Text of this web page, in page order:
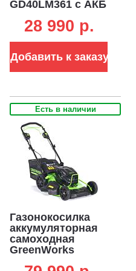
GD40LM361 с АКБ
BL 40В, 36 см,
40 л, 13 кг)
28 990 p.
Добавить к заказу
Есть в наличии
Газонокосилка
аккумуляторная
самоходная
GreenWorks